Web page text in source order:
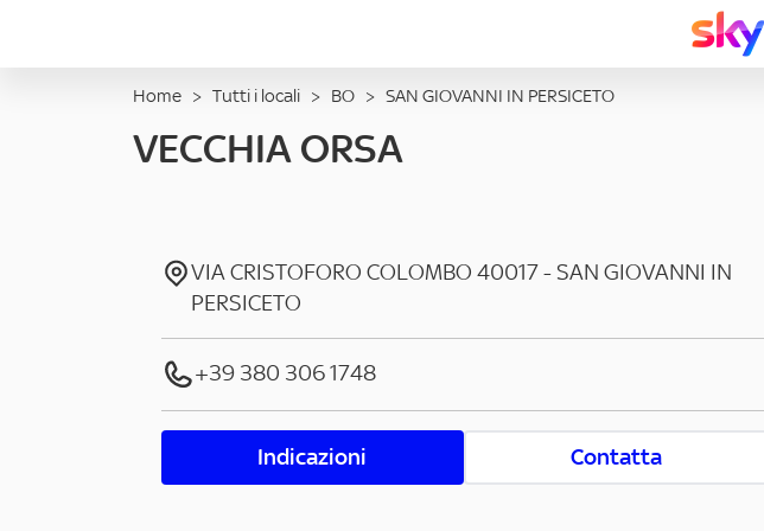
Home > Tutti i locali > BO > SAN GIOVANNI IN PERSICETO
VECCHIA ORSA
VIA CRISTOFORO COLOMBO 40017- SAN GIOVANNI IN
PERSICETO
+39 380 306 1748
Indicazioni Contatta